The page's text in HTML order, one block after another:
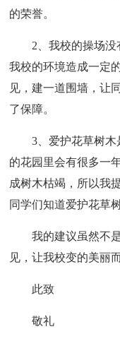
的荣誉。
2、我校的操场
我校的环境造成一定
见，建一道围墙，让
了保障。
3、爱护花草树
的花园里会有很多一
成树木枯竭，所以我
同学们知道爱护花草
我的建议虽然不
见，让我校变的美丽
此致
敬礼